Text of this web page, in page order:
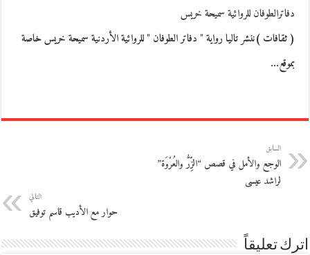
دفاترالطوفان للروائية سميحة خريس
( ثقافات )ننشر تاليا رواية " دفاتر الطوفان " للروائية الأردنية سميحة خريس خاصة
بموقع…
السابق
الوجع والأمل في قصص “الزِّرُّ والعُرْوَة”
لراشد عيسى
التالي
حوار مع الأديب قاسم توفيق
اترك تعليقاً